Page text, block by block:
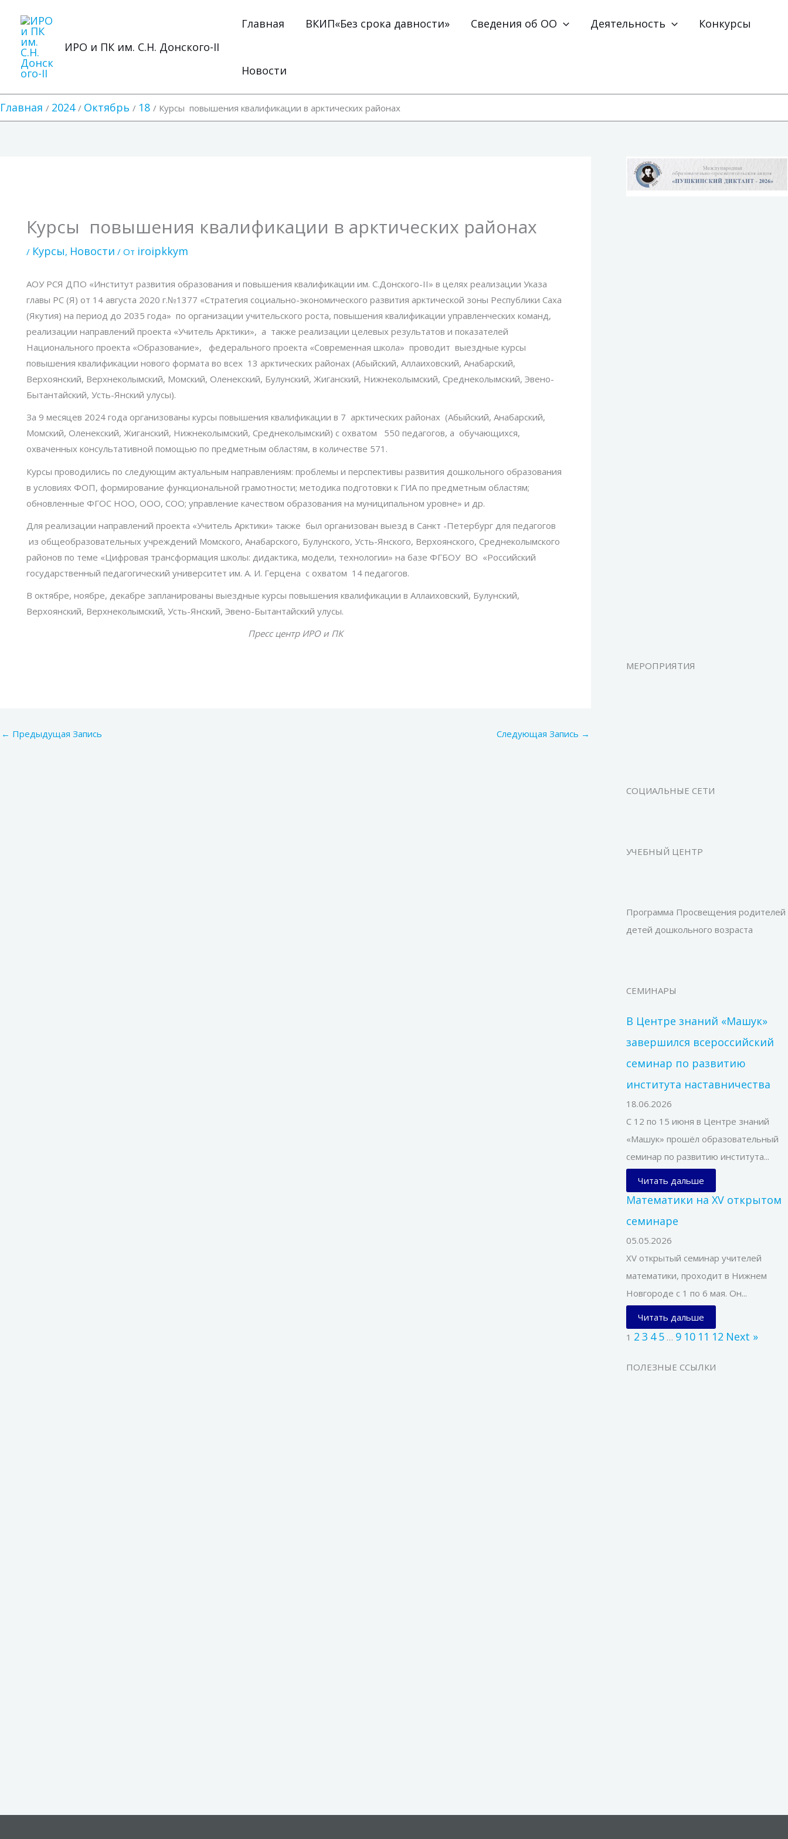
содержимому
ИРО и ПК им. С.Н. Донского-II
Главная ВКИП«Без срока давности» Сведения об ОО Деятельность Конкурсы
Новости
Главная 2024 Октябрь 18 Курсы повышения квалификации в арктических районах
Курсы повышения квалификации в арктических районах
/ Курсы, Новости / От iroipkkym
АОУ РСЯ ДПО «Институт развития образования и повышения квалификации им. С.Донского-II» в целях реализации Указа
главы РС (Я) от 14 августа 2020 г.№1377 «Стратегия социально-экономического развития арктической зоны Республики Саха
(Якутия) на период до 2035 года» по организации учительского роста, повышения квалификации управленческих команд,
реализации направлений проекта «Учитель Арктики», а также реализации целевых результатов и показателей
Национального проекта «Образование», федерального проекта «Современная школа» проводит выездные курсы
повышения квалификации нового формата во всех 13 арктических районах (Абыйский, Аллаиховский, Анабарский,
Верхоянский, Верхнеколымский, Момский, Оленекский, Булунский, Жиганский, Нижнеколымский, Среднеколымский, Эвено-
Бытантайский, Усть-Янский улусы).
За 9 месяцев 2024 года организованы курсы повышения квалификации в 7 арктических районах (Абыйский, Анабарский,
Момский, Оленекский, Жиганский, Нижнеколымский, Среднеколымский) с охватом 550 педагогов, а обучающихся,
охваченных консультативной помощью по предметным областям, в количестве 571.
Курсы проводились по следующим актуальным направлениям: проблемы и перспективы развития дошкольного образования
в условиях ФОП, формирование функциональной грамотности; методика подготовки к ГИА по предметным областям;
обновленные ФГОС НОО, ООО, СОО; управление качеством образования на муниципальном уровне» и др.
Для реализации направлений проекта «Учитель Арктики» также был организован выезд в Санкт -Петербург для педагогов
из общеобразовательных учреждений Момского, Анабарского, Булунского, Усть-Янского, Верхоянского, Среднеколымского
районов по теме «Цифровая трансформация школы: дидактика, модели, технологии» на базе ФГБОУ ВО «Российский
государственный педагогический университет им. А. И. Герцена с охватом 14 педагогов.
В октябре, ноябре, декабре запланированы выездные курсы повышения квалификации в Аллаиховский, Булунский,
Верхоянский, Верхнеколымский, Усть-Янский, Эвено-Бытантайский улусы.
Пресс центр ИРО и ПК
← Предыдущая Запись Следующая Запись →
МЕРОПРИЯТИЯ
СОЦИАЛЬНЫЕ СЕТИ
УЧЕБНЫЙ ЦЕНТР
Программа Просвещения родителей
детей дошкольного возраста
СЕМИНАРЫ
В Центре знаний «Машук»
завершился всероссийский
семинар по развитию
института наставничества
18.06.2026
С 12 по 15 июня в Центре знаний
«Машук» прошёл образовательный
семинар по развитию института...
Читать дальше
Математики на XV открытом
семинаре
05.05.2026
XV открытый семинар учителей
математики, проходит в Нижнем
Новгороде с 1 по 6 мая. Он...
Читать дальше
1 2 3 4 5 … 9 10 11 12 Next »
ПОЛЕЗНЫЕ ССЫЛКИ